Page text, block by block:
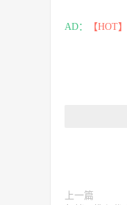
AD： 【HOT】
上一篇